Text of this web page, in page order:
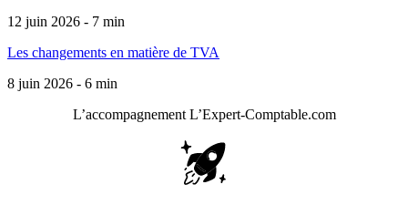
12 juin 2026 - 7 min
Les changements en matière de TVA
8 juin 2026 - 6 min
L’accompagnement L’Expert-Comptable.com